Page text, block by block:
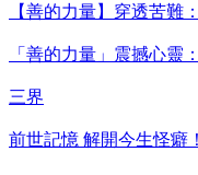
【善的力量】穿透苦難
「善的力量」震撼心靈
三界
前世記憶 解開今生怪癖！